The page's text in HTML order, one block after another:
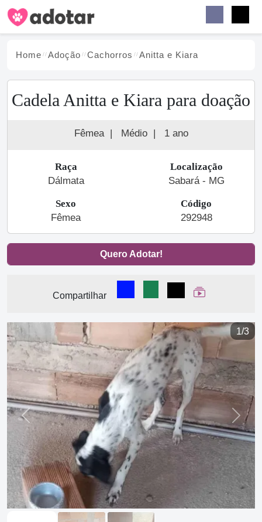
Home Adoção Cachorros Anitta e Kiara
Cadela Anitta e Kiara para doação
Fêmea | Médio | 1 ano
Raça
Dálmata
Localização
Sabará - MG
Sexo
Fêmea
Código
292948
Quero Adotar!
Compartilhar
Compartilhar no Facebook
Compartilhar no
Compartilhar
Ver Web Story
1/3
Previous Next